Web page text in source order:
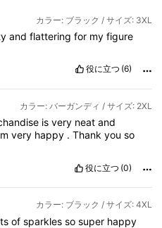
カラー: ブラック / サイズ: 3XL
and flattering for my figure
役に立つ (6)
カラー: バーガンディ / サイズ: 2XL
is very neat and
mvery happy .Thankyouso
役に立つ (0)
カラー: ブラック / サイズ: 4XL
of sparkles so super happy